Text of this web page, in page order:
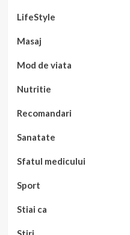
LifeStyle
Masaj
Mod de viata
Nutritie
Recomandari
Sanatate
Sfatul medicului
Sport
Stiai ca